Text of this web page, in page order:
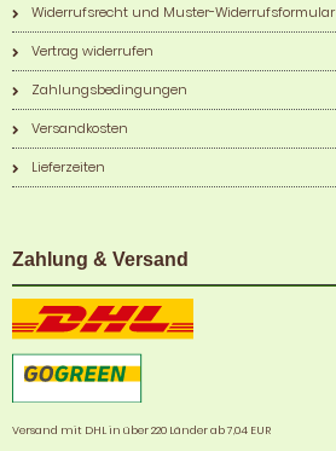
Widerrufsrecht und Muster-Widerrufsformular
Vertrag widerrufen
Zahlungsbedingungen
Versandkosten
Lieferzeiten
Zahlung & Versand
Versand mit DHL in über 220 Länder ab 7,04 EUR